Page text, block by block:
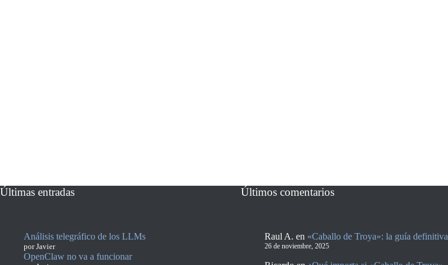
Últimas entradas
Análisis telegráfico de los LLMs
por Javier
OpenClaw no va a funcionar
Últimos comentarios
Raul A. en «Caballo de Troya»: la guía definitiva
26 de noviembre, 2025